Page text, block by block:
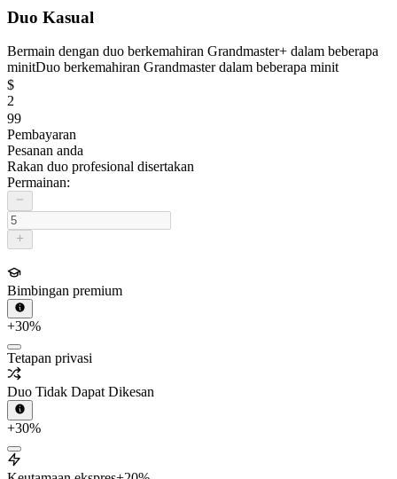
Duo Kasual
Bermain dengan duo berkemahiran Grandmaster+ dalam beberapa
minitDuo berkemahiran Grandmaster dalam beberapa minit
$
2
99
Pembayaran
Pesanan anda
Rakan duo profesional disertakan
Permainan:
Bimbingan premium
+30%
Tetapan privasi
Duo Tidak Dapat Dikesan
+30%